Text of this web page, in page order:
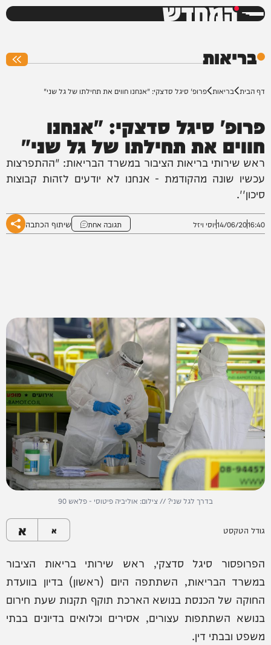
המחדש
בריאות
דף הבית בריאות פרופ' סיגל סדצקי: "אנחנו חווים את תחילתו של גל שני"
פרופ' סיגל סדצקי: "אנחנו
חווים את תחילתו של גל שני"
ראש שירותי בריאות הציבור במשרד הבריאות: "ההתפרצות
עכשיו שונה מהקודמת - אנחנו לא יודעים לזהות קבוצות
סיכון''.
16:40
14/06/20יוסי ויזל תגובה אחת שיתוף הכתבה
בדרך לגל שני? // צילום: אוליביה פיטוסי - פלאש 90
גודל הטקסט א א
הפרופסור סיגל סדצקי, ראש שירותי בריאות הציבור
במשרד הבריאות, השתתפה היום (ראשון) בדיון בוועדת
החוקה של הכנסת בנושא הארכת תוקף תקנות שעת חירום
בנושא השתתפות עצורים, אסירים וכלואים בדיונים בבתי
משפט ובבתי דין.